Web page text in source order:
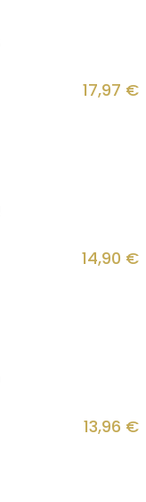
17,97 €
14,90 €
13,96 €